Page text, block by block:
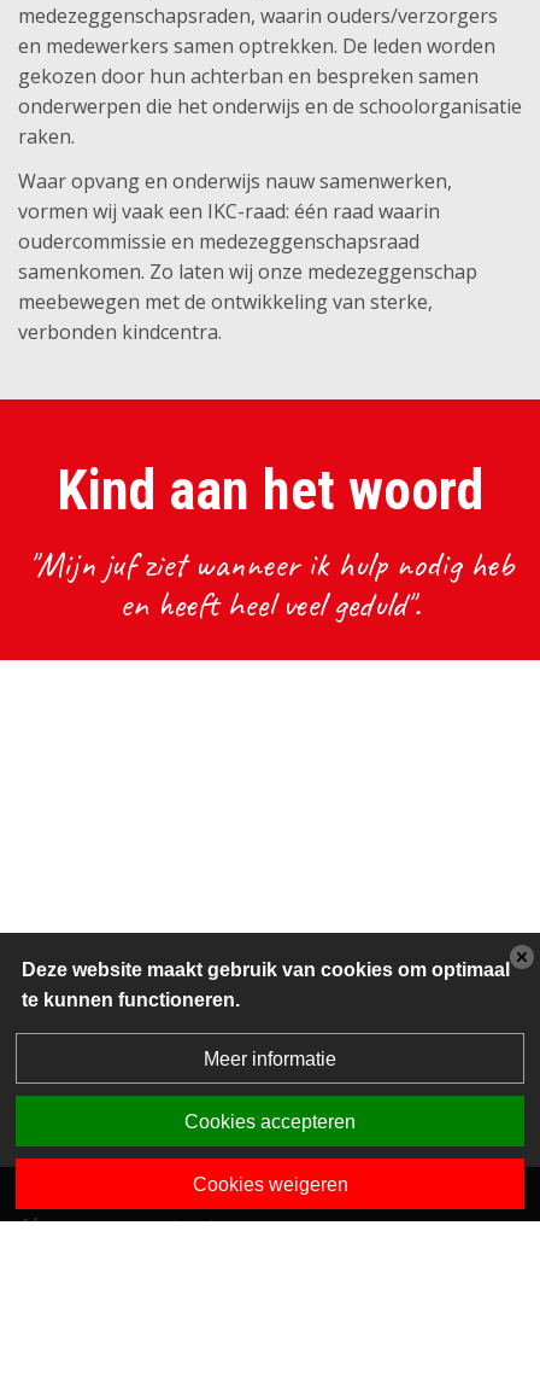
medezeggenschapsraden, waarin ouders/verzorgers
en medewerkers samen optrekken. De leden worden
gekozen door hun achterban en bespreken samen
onderwerpen die het onderwijs en de schoolorganisatie
raken.
Waar opvang en onderwijs nauw samenwerken,
vormen wij vaak een IKC-raad: één raad waarin
oudercommissie en medezeggenschapsraad
samenkomen. Zo laten wij onze medezeggenschap
meebewegen met de ontwikkeling van sterke,
verbonden kindcentra.
Kind aan het woord
"Mijn juf ziet wanneer ik hulp nodig heb
en heeft heel veel geduld".
Algemene contactgegevens
Deze website maakt gebruik van cookies om optimaal
te kunnen functioneren.
Meer informatie
Cookies accepteren
Cookies weigeren